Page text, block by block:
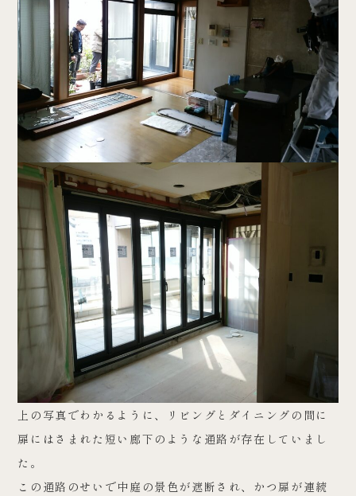
上の写真でわかるように、リビングとダイニングの間に
扉にはさまれた短い廊下のような通路が存在していまし
た。
この通路のせいで中庭の景色が遮断され、かつ扉が連続